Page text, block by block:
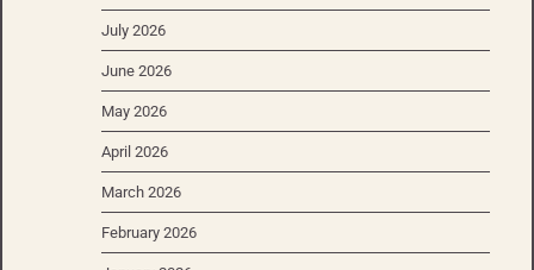
July 2026
June 2026
May 2026
April 2026
March 2026
February 2026